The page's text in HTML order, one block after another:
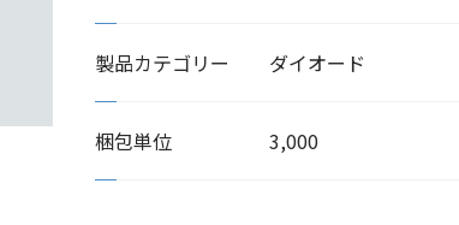
製品カテゴリー ダイオード
梱包単位 3,000